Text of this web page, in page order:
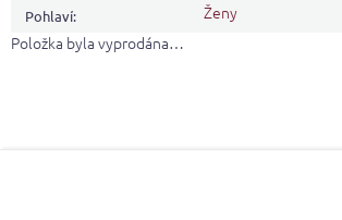
Pohlaví:
Ženy
Položka byla vyprodána…